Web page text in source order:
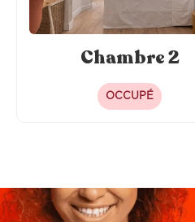
Chambre 2
OCCUPÉ